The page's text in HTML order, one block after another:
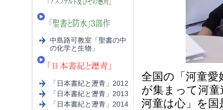
全国の「河童
が集まって河
河童は心」を
中島路可教室「聖書の中
の化学と生物」
「日本書紀と瀝青」2012
「日本書紀と瀝青」2013
「日本書紀と瀝青」2014